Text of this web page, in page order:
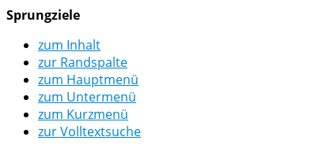
Sprungziele
zum Inhalt
zur Randspalte
zum Hauptmenü
zum Untermenü
zum Kurzmenü
zur Volltextsuche